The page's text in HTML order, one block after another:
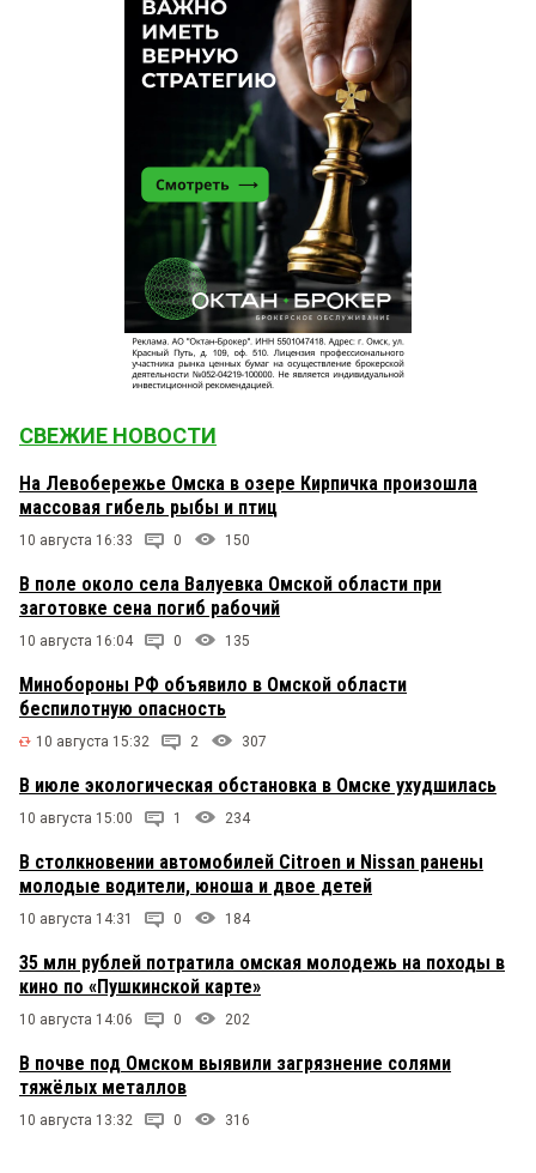
СВЕЖИЕ НОВОСТИ
На Левобережье Омска в озере Кирпичка произошла
массовая гибель рыбы и птиц
10 августа 16:33 0 150
В поле около села Валуевка Омской области при
заготовке сена погиб рабочий
10 августа 16:04 0 135
Минобороны РФ объявило в Омской области
беспилотную опасность
10 августа 15:32 2 307
В июле экологическая обстановка в Омске ухудшилась
10 августа 15:00 1 234
В столкновении автомобилей Citroen и Nissan ранены
молодые водители, юноша и двое детей
10 августа 14:31 0 184
35 млн рублей потратила омская молодежь на походы в
кино по «Пушкинской карте»
10 августа 14:06 0 202
В почве под Омском выявили загрязнение солями
тяжёлых металлов
10 августа 13:32 0 316